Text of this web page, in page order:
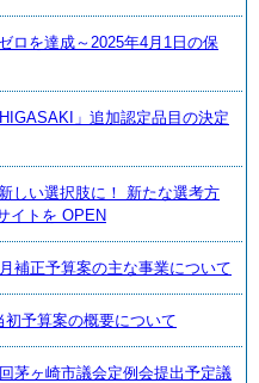
を達成～2025年4月1日の保
」追加認定品目の決定
しい選択肢に！ 新たな選考方
イトを OPEN
補正予算案の主な事業について
予算案の概要について
茅ヶ崎市議会定例会提出予定議